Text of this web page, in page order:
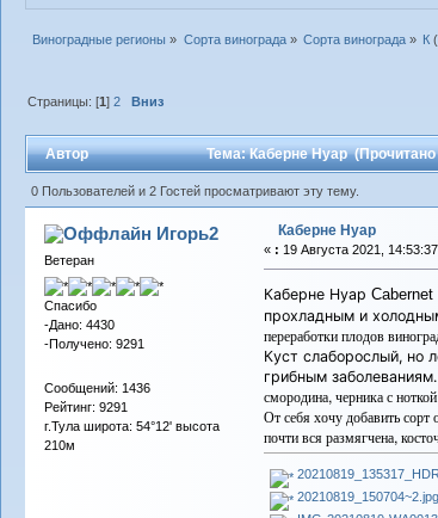
Виноградные регионы » Сорта винограда» Сорта винограда» К
Страницы: [1]2 Вниз
Автор Тема: Каберне Нуар (Прочитано
0 Пользователей и 2 Гостей просматривают эту тему.
Игорь2
Ветеран
Спасибо
-Дано: 4430
-Получено: 9291
Сообщений: 1436
Рейтинг: 9291
г.Тула широта: 54°12' высота
210м
Каберне Нуар
« : 19 Августа 2021,
Каберне Нуар Cabernet
прохладным и
переработки плодов
Куст слаборослый, но
грибным заболеваниям.
смородина, черника с
От себя хочу добавить
почти вся размягчена,
20210819_150704~2.jpg